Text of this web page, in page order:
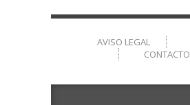
AVISO LEGAL
CONTACTO